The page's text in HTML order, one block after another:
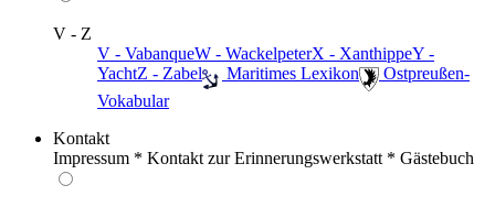
V - Z
V - VabanqueW - WackelpeterX - XanthippeY -
YachtZ - Zabel ️ Maritimes Lexikon
️ Ostpreußen-
Vokabular
Kontakt
Impressum * Kontakt zur Erinnerungswerkstatt * Gästebuch